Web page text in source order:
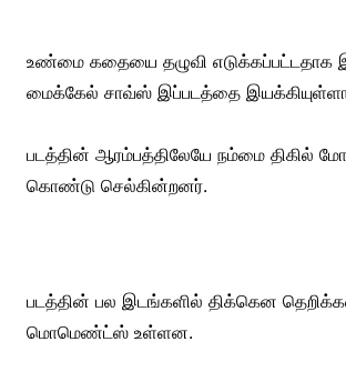
உண்மை கதையை தழுவி எடுக்கப்பட்டதாக
மைக்கேல் சாவ்ஸ் இப்படத்தை
படத்தின் ஆரம்பத்திலேயே நம்மை திகில்
கொண்டு செல்கின்றனர்.
படத்தின் பல இடங்களில் திக்கென
மொமெண்ட்ஸ் உள்ளன.